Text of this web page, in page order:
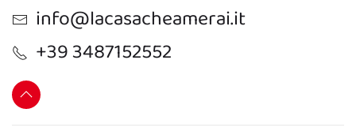
info@lacasacheamerai.it
+39 3487152552